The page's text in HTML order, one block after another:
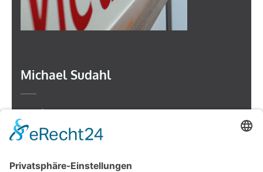
Michael Sudahl
Beethovenstr. 4
73614 Schorndorf
Telefon: 07181 477 9998